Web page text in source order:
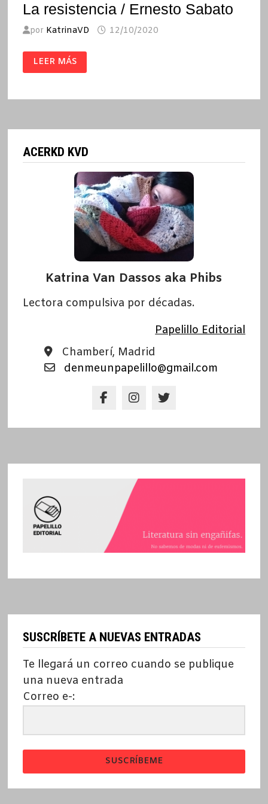
La resistencia / Ernesto Sabato
por KatrinaVD 12/10/2020
LA
RESISTENCIA
/
LEER MÁS
ACERKD KVD
Katrina Van Dassos aka Phibs
Lectora compulsiva por décadas.
Papelillo Editorial
Chamberí, Madrid
denmeunpapelillo@gmail.com
SUSCRÍBETE A NUEVAS ENTRADAS
Te llegará un correo cuando se publique
una nueva entrada
Correo e-:
SUSCRÍBEME